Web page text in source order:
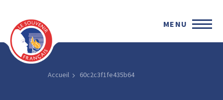
MENU
Accueil 60c2c3f1fe435b64